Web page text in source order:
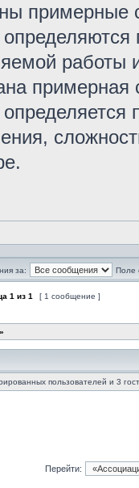
примерные
работы
примерная
за: Поле
1 из 1 [ 1 сообщение ]
»
пользователей и 3
Перейти: